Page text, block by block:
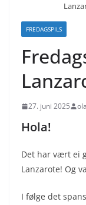
FREDAGSPILS
27. juni 2025
Hola!
Det har vært ei
Lanzarote! Og
I følge det